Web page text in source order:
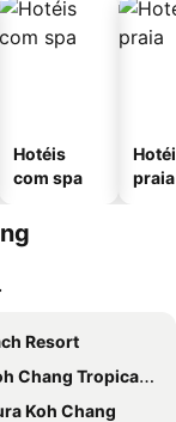
Hotéis
com spa
praia
Resort
Tropicana Resort
Koh Chang